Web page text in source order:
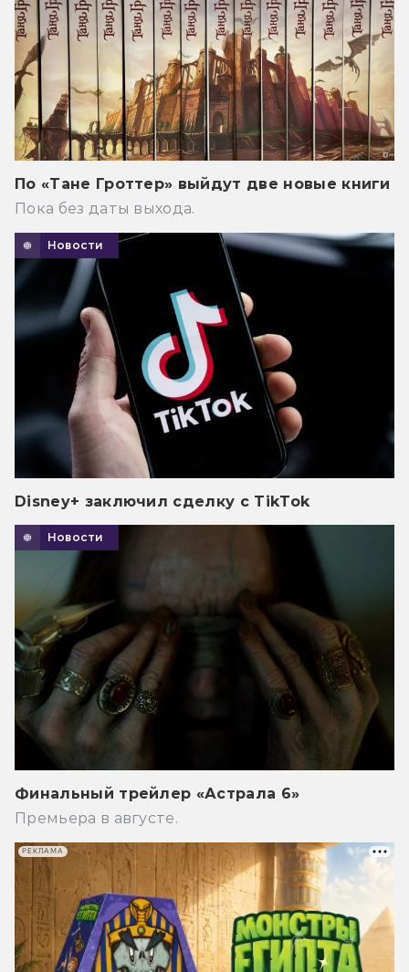
По «Тане Гроттер» выйдут две новые книги
Пока без даты выхода.
Новости
Disney+ заключил сделку с TikTok
Новости
Финальный трейлер «Астрала 6»
Премьера в августе.
РЕКЛАМА